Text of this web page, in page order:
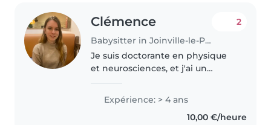
Clémence
Babysitter in Joinville-le-Pont
2
Je suis doctorante en physique
et neurosciences, et j'ai un
posé, patient et attentif, qui
aime les environnements
Expérience: > 4 ans
10,00 €/heure